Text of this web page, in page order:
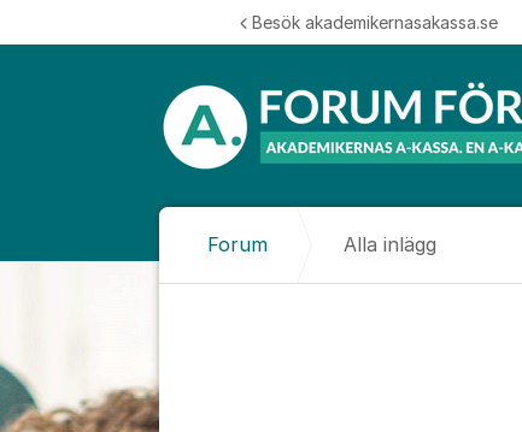
Besök akademikernasakassa.se
Forum Alla inlägg